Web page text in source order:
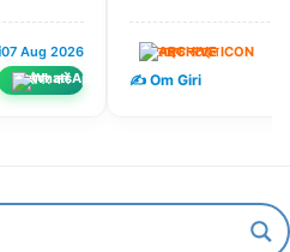
07 Aug 2026
शेयर करें
लाइफ स्टाइल
✍️ Om Giri